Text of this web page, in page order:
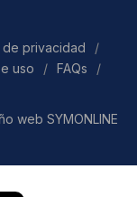
de privacidad
/
uso / FAQs
/
web SYMONLINE